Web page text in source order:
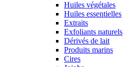
Huiles végétales
Huiles essentielles
Extraits
Exfoliants naturels
Dérivés de lait
Produits marins
Cires